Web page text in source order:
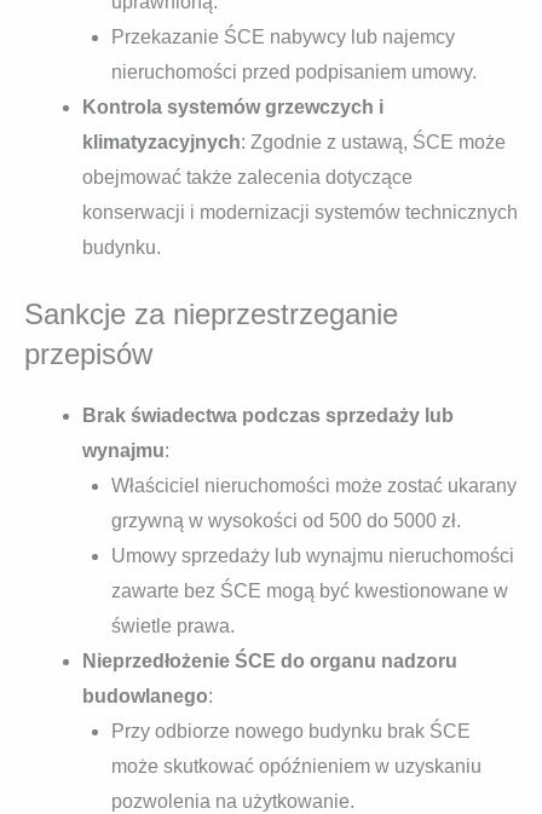
Przekazanie ŚCE nabywcy lub najemcy
nieruchomości przed podpisaniem umowy.
Kontrola systemów grzewczych i
klimatyzacyjnych: Zgodnie z ustawą, ŚCE może
obejmować także zalecenia dotyczące
konserwacji i modernizacji systemów technicznych
budynku.
Sankcje za nieprzestrzeganie
przepisów
Brak świadectwa podczas sprzedaży lub
wynajmu:
Właściciel nieruchomości może zostać ukarany
grzywną w wysokości od 500 do 5000 zł.
Umowy sprzedaży lub wynajmu nieruchomości
zawarte bez ŚCE mogą być kwestionowane w
świetle prawa.
Nieprzedłożenie ŚCE do organu nadzoru
budowlanego:
Przy odbiorze nowego budynku brak ŚCE
może skutkować opóźnieniem w uzyskaniu
pozwolenia na użytkowanie.